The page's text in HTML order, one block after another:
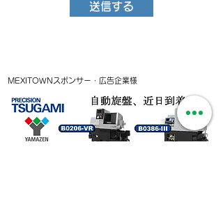
送信する
MEXITOWNスポンサー・広告企業様